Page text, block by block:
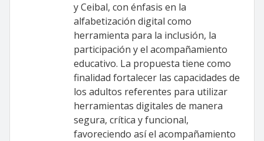
y Ceibal, con énfasis en la
alfabetización digital como
herramienta para la inclusión, la
participación y el acompañamiento
educativo. La propuesta tiene como
finalidad fortalecer las capacidades de
los adultos referentes para utilizar
herramientas digitales de manera
segura, crítica y funcional,
favoreciendo así el acompañamiento